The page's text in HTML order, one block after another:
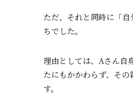
ただ、それと同時に「
ちでした。
理由としては、Aさん自
たにもかかわらず、そ
す。